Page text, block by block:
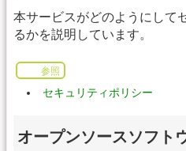
本サービスがどのようにして
るかを説明しています。
参照
セキュリティポリシー
オープンソースソフト